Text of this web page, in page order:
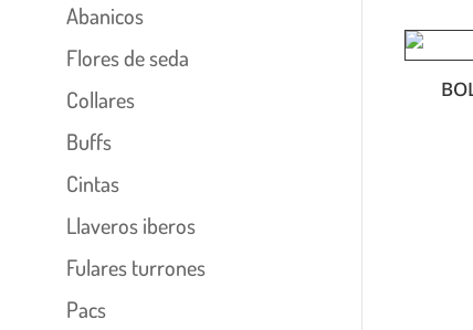
Abanicos
Flores de seda
Collares
Buffs
Cintas
Llaveros iberos
Fulares turrones
Pacs